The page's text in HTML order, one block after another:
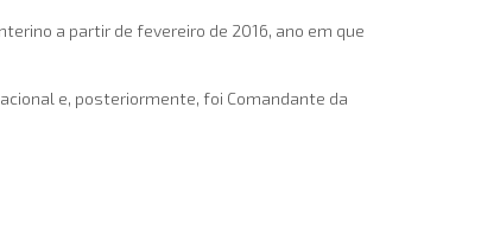
a partir de fevereiro de 2016, ano em que
e, posteriormente, foi Comandante da